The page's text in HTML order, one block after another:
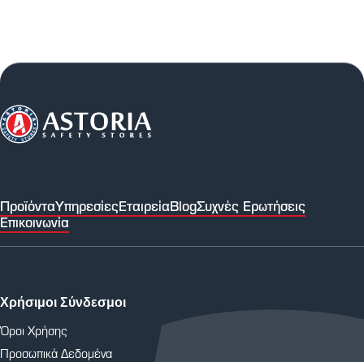
ΠροϊόνταΥπηρεσίεςΕταιρείαBlogΣυχνές Ερωτήσεις
Επικοινωνία
Χρήσιμοι Σύνδεσμοι
Όροι Χρήσης
Προσωπικά Δεδομένα